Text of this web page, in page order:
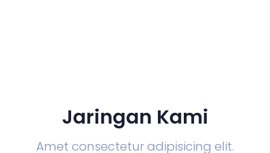
Jaringan Kami
Amet consectetur adipisicing elit.